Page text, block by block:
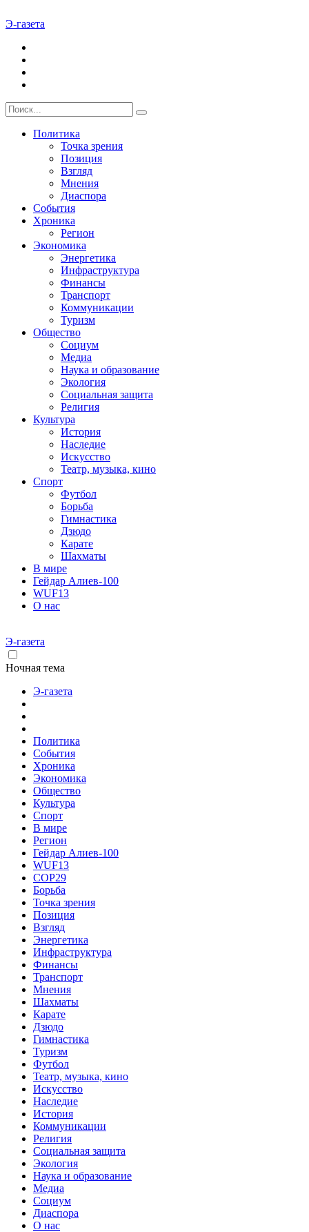
Э-газета
Политика
Точка зрения
Позиция
Взгляд
Мнения
Диаспора
События
Хроника
Регион
Экономика
Энергетика
Инфраструктура
Финансы
Транспорт
Коммуникации
Туризм
Общество
Социум
Медиа
Наука и образование
Экология
Социальная защита
Религия
Культура
История
Наследие
Искусство
Театр, музыка, кино
Спорт
Футбол
Борьба
Гимнастика
Дзюдо
Карате
Шахматы
В мире
Гейдар Алиев-100
WUF13
О нас
Э-газета
Ночная тема
Э-газета
Политика
События
Хроника
Экономика
Общество
Культура
Спорт
В мире
Регион
Гейдар Алиев-100
WUF13
COP29
Борьба
Точка зрения
Позиция
Взгляд
Энергетика
Инфраструктура
Финансы
Транспорт
Мнения
Шахматы
Карате
Дзюдо
Гимнастика
Туризм
Футбол
Театр, музыка, кино
Искусство
Наследие
История
Коммуникации
Религия
Социальная защита
Экология
Наука и образование
Медиа
Социум
Диаспора
О нас